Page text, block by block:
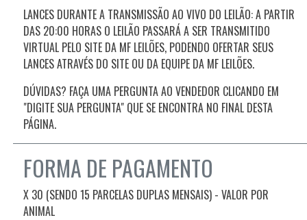
LANCES DURANTE A TRANSMISSÃO AO VIVO DO LEILÃO: A PARTIR
DAS 20:00 HORAS O LEILÃO PASSARÁ A SER TRANSMITIDO
VIRTUAL PELO SITE DA MF LEILÕES, PODENDO OFERTAR SEUS
LANCES ATRAVÉS DO SITE OU DA EQUIPE DA MF LEILÕES.
DÚVIDAS? FAÇA UMA PERGUNTA AO VENDEDOR CLICANDO EM
"DIGITE SUA PERGUNTA" QUE SE ENCONTRA NO FINAL DESTA
PÁGINA.
FORMA DE PAGAMENTO
X 30 (SENDO 15 PARCELAS DUPLAS MENSAIS) - VALOR POR
ANIMAL